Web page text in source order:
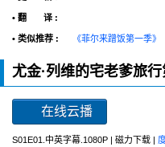
• 翻 译 :
• 类似推荐 : 《菲尔来蹭饭第一季》
尤金·列维的宅老爹旅
在线云播
S01E01.中英字幕.1080P | 磁力下载 |